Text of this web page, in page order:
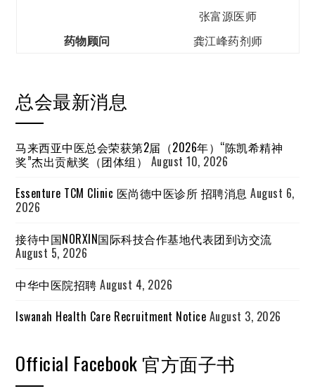
张富源医师
药物顾问
龚江峰药剂师
总会最新消息
马来西亚中医总会荣获第2届（2026年）“陈凯希精神
奖”杰出贡献奖（团体组）
August 10, 2026
Essenture TCM Clinic 医尚德中医诊所 招聘消息 August 6,
2026
接待中国NORXIN国际科技合作基地代表团到访交流
August 5, 2026
中华中医院招聘 August 4, 2026
Iswanah Health Care Recruitment Notice August 3, 2026
Official Facebook 官方面子书